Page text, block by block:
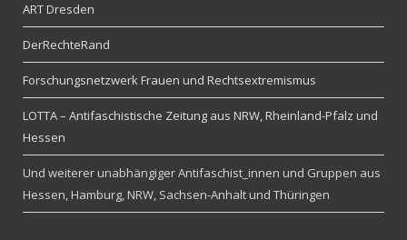
ART Dresden
DerRechteRand
Forschungsnetzwerk Frauen und Rechtsextremismus
LOTTA – Antifaschistische Zeitung aus NRW, Rheinland-Pfalz und
Hessen
Und weiterer unabhängiger Antifaschist_innen und Gruppen aus
Hessen, Hamburg, NRW, Sachsen-Anhalt und Thüringen